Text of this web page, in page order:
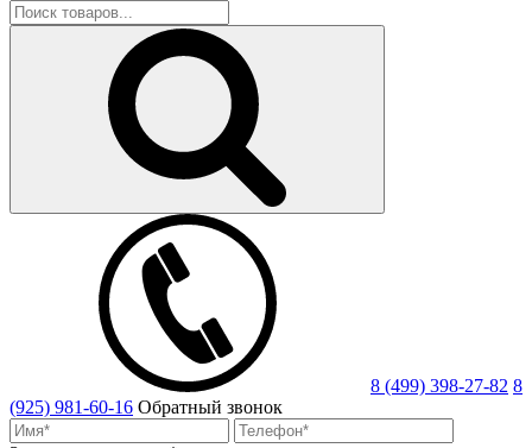
8 (499) 398-27-82 8
(925) 981-60-16 Обратный звонок